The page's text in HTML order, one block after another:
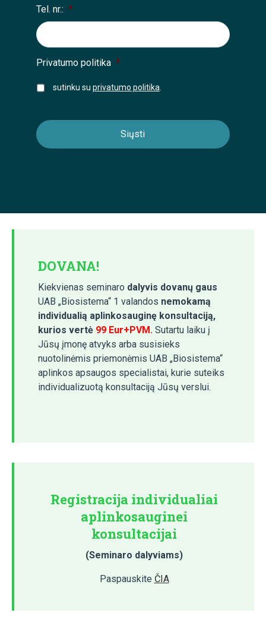
Tel. nr.: *
Privatumo politika *
sutinku su privatumo politika
DOVANA!
Kiekvienas seminaro dalyvis dovanų gaus
UAB „Biosistema“ 1 valandos nemokamą
individualią aplinkosauginę konsultaciją,
kurios vertė 99 Eur+PVM. Sutartu laiku į
Jūsų įmonę atvyks arba susisieks
nuotolinėmis priemonėmis UAB „Biosistema“
aplinkos apsaugos specialistai, kurie suteiks
individualizuotą konsultaciją Jūsų verslui.
Registracija individualiai
aplinkosauginei
konsultacijai
(Seminaro dalyviams)
Paspauskite ČIA